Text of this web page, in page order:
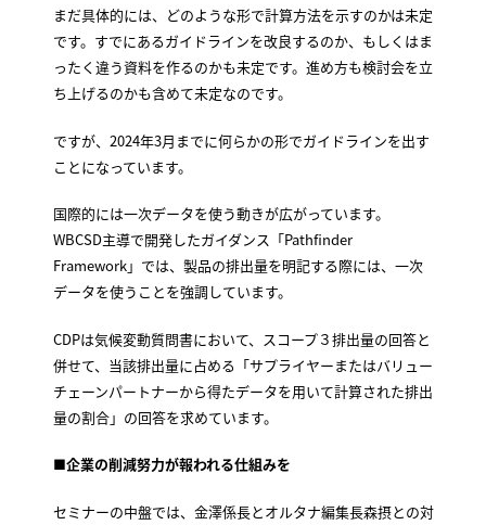
まだ具体的には、どのような形で計算方法を示すのかは未定
です。すでにあるガイドラインを改良するのか、もしくはま
ったく違う資料を作るのかも未定です。進め方も検討会を立
ち上げるのかも含めて未定なのです。
ですが、2024年3月までに何らかの形でガイドラインを出す
ことになっています。
国際的には一次データを使う動きが広がっています。
WBCSD主導で開発したガイダンス「Pathfinder
Framework」では、製品の排出量を明記する際には、一次
データを使うことを強調しています。
CDPは気候変動質問書において、スコープ３排出量の回答と
併せて、当該排出量に占める「サプライヤーまたはバリュー
チェーンパートナーから得たデータを用いて計算された排出
量の割合」の回答を求めています。
■企業の削減努力が報われる仕組みを
セミナーの中盤では、金澤係長とオルタナ編集長森摂との対